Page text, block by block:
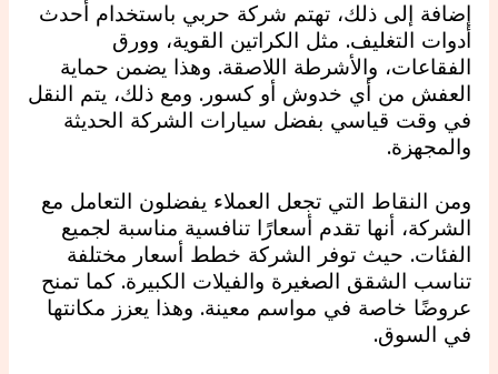
إضافة إلى ذلك، تهتم شركة حربي باستخدام أحدث
أدوات التغليف. مثل الكراتين القوية، وورق
الفقاعات، والأشرطة اللاصقة. وهذا يضمن حماية
العفش من أي خدوش أو كسور. ومع ذلك، يتم النقل
في وقت قياسي بفضل سيارات الشركة الحديثة
والمجهزة.
ومن النقاط التي تجعل العملاء يفضلون التعامل مع
الشركة، أنها تقدم أسعارًا تنافسية مناسبة لجميع
الفئات. حيث توفر الشركة خطط أسعار مختلفة
تناسب الشقق الصغيرة والفيلات الكبيرة. كما تمنح
عروضًا خاصة في مواسم معينة. وهذا يعزز مكانتها
في السوق.